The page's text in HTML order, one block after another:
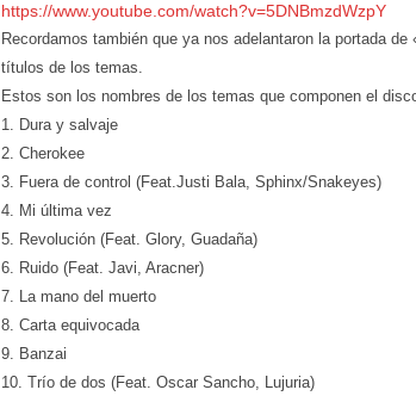
https://www.youtube.com/watch?v=5DNBmzdWzpY
Recordamos también que ya nos adelantaron la portada
títulos de los temas.
Estos son los nombres de los temas que componen el
1. Dura y salvaje
2. Cherokee
3. Fuera de control (Feat.Justi Bala, Sphinx/Snakeyes)
4. Mi última vez
5. Revolución (Feat. Glory, Guadaña)
6. Ruido (Feat. Javi, Aracner)
7. La mano del muerto
8. Carta equivocada
9. Banzai
10. Trío de dos (Feat. Oscar Sancho, Lujuria)